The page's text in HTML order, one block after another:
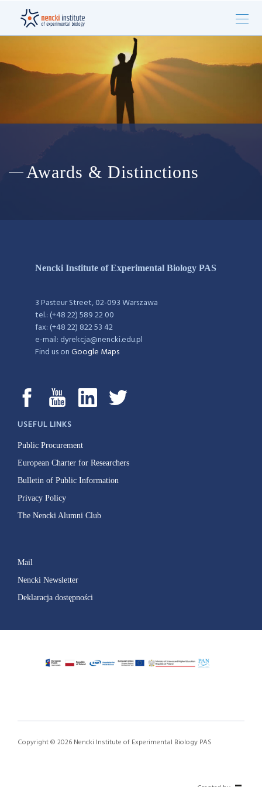
Awards & Distinctions
Nencki Institute of Experimental Biology PAS
3 Pasteur Street, 02-093 Warszawa
tel.: (+48 22) 589 22 00
fax: (+48 22) 822 53 42
e-mail: dyrekcja@nencki.edu.pl
Find us onGoogle Maps
USEFUL LINKS
Public Procurement
European Charter for Researchers
Bulletin of Public Information
Privacy Policy
The Nencki Alumni Club
Mail
Nencki Newsletter
Deklaracja dostępności
Copyright © 2026 Nencki Institute of Experimental Biology PAS